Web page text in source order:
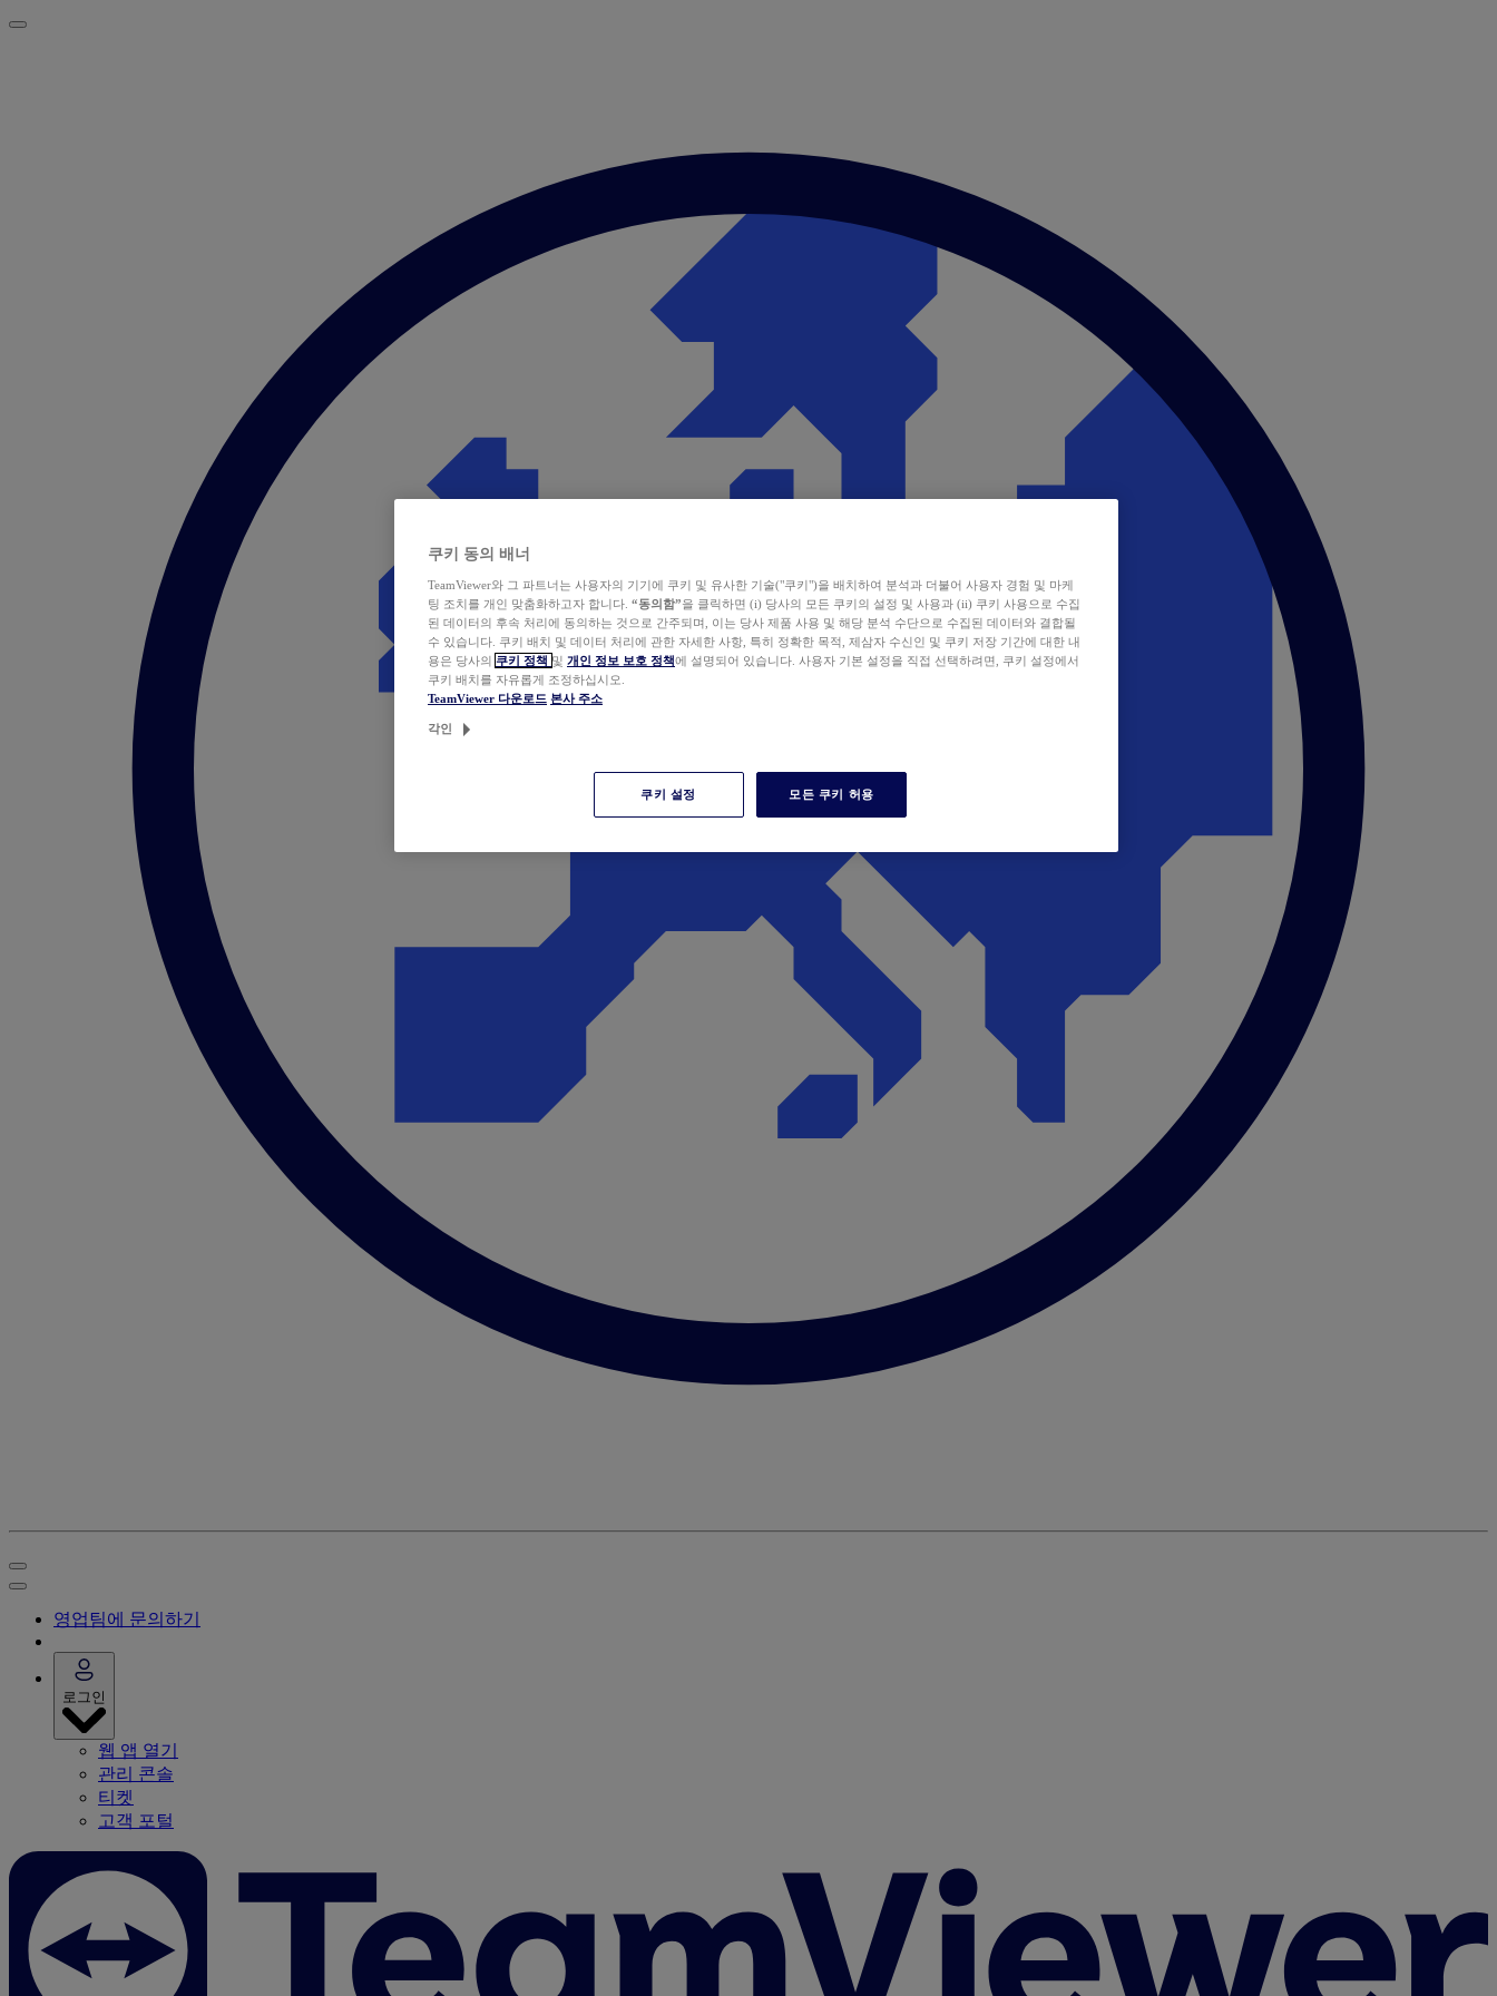
영업팀에 문의하기
로그인
웹 앱 열기
관리 콘솔
티켓
고객 포털
쿠키 동의 배너
TeamViewer와 그 파트너는 사용자의 기기에 쿠키 및 유사한 기술("쿠키")을 배치하여 분석과 더불어 사용자 경험 및 마케
팅 조치를 개인 맞춤화하고자 합니다. “동의함”을 클릭하면 (i) 당사의 모든 쿠키의 설정 및 사용과 (ii) 쿠키 사용으로 수집
된 데이터의 후속 처리에 동의하는 것으로 간주되며, 이는 당사 제품 사용 및 해당 분석 수단으로 수집된 데이터와 결합될
수 있습니다. 쿠키 배치 및 데이터 처리에 관한 자세한 사항, 특히 정확한 목적, 제삼자 수신인 및 쿠키 저장 기간에 대한 내
용은 당사의 쿠키 정책 및 개인 정보 보호 정책에 설명되어 있습니다. 사용자 기본 설정을 직접 선택하려면, 쿠키 설정에서
쿠키 배치를 자유롭게 조정하십시오.
TeamViewer 다운로드 본사 주소
각인
쿠키 설정 모든 쿠키 허용